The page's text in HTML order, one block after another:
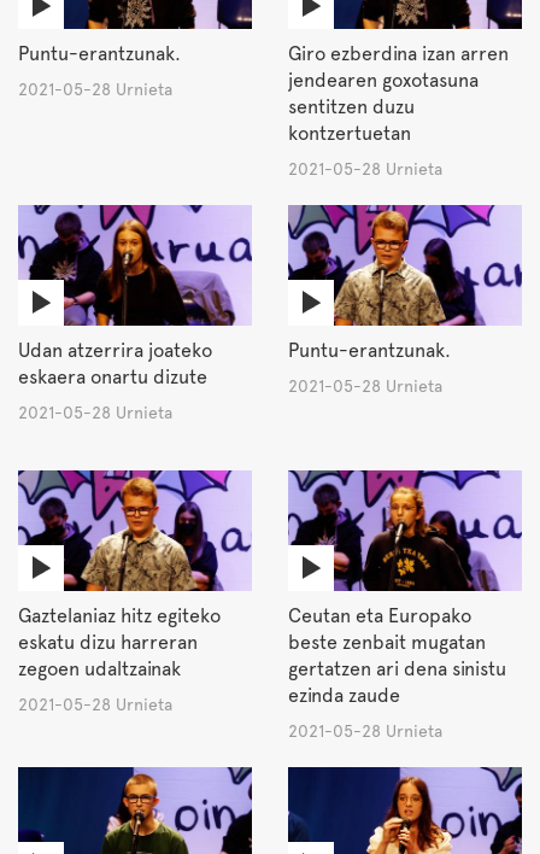
Puntu-erantzunak.
2021-05-28 Urnieta
Giro ezberdina izan arren
jendearen goxotasuna
sentitzen duzu
kontzertuetan
2021-05-28 Urnieta
Udan atzerrira joateko
eskaera onartu dizute
2021-05-28 Urnieta
Puntu-erantzunak.
2021-05-28 Urnieta
Gaztelaniaz hitz egiteko
eskatu dizu harreran
zegoen udaltzainak
2021-05-28 Urnieta
Ceutan eta Europako
beste zenbait mugatan
gertatzen ari dena sinistu
ezinda zaude
2021-05-28 Urnieta